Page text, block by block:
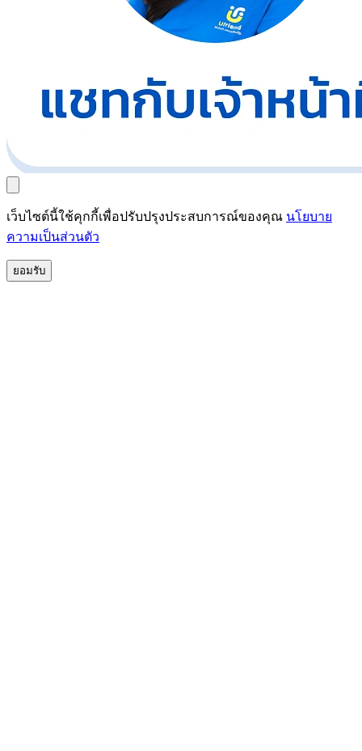
เว็บไซต์นี้ใช้คุกกี้เพื่อปรับปรุงประสบการณ์ของคุณ นโยบาย
ความเป็นส่วนตัว
ยอมรับ